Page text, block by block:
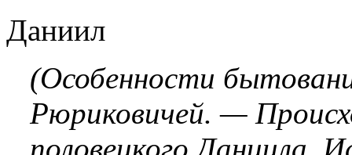
Даниил
(Особенности
Рюриковичей. —
половецкого Даниила.